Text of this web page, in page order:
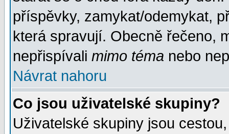
příspěvky, zamykat/odemykat,
která spravují. Obecně řečeno,
nepřispívali mimo téma nebo
Návrat nahoru
Co jsou uživatelské skupiny?
Uživatelské skupiny jsou